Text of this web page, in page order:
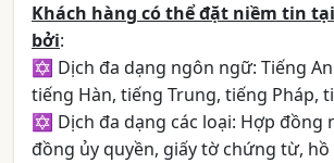
Khách hàng có thể đặt niềm tin
bởi:
✡ Dịch đa dạng ngôn ngữ: Tiếng
tiếng Hàn, tiếng Trung, tiếng Pháp,
✡ Dịch đa dạng các loại: Hợp đồng
đồng ủy quyền, giấy tờ chứng từ, hồ